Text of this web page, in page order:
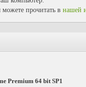
прочитать в нашей
Premium 64 bit SP1